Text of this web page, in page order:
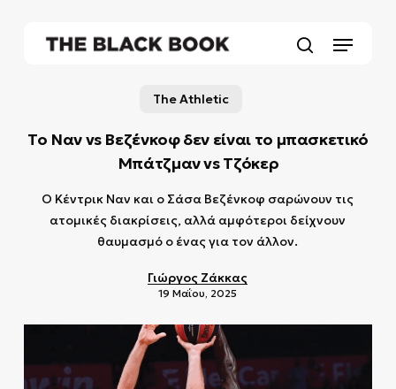
Menu
The Athletic
Το Ναν vs Βεζένκοφ δεν είναι το μπασκετικό
Μπάτζμαν vs Τζόκερ
Ο Κέντρικ Ναν και ο Σάσα Βεζένκοφ σαρώνουν τις
ατομικές διακρίσεις, αλλά αμφότεροι δείχνουν
θαυμασμό ο ένας για τον άλλον.
Γιώργος Ζάκκας
19 Μαΐου, 2025